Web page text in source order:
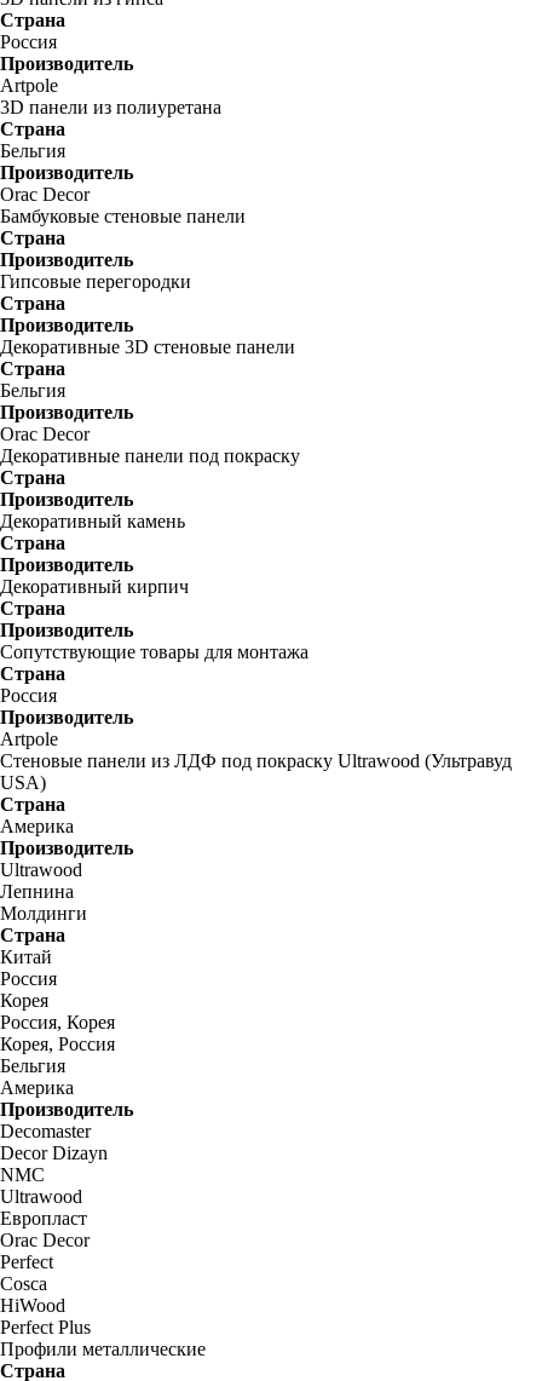
Страна
Россия
Производитель
Artpole
3D панели из полиуретана
Страна
Бельгия
Производитель
Orac Decor
Бамбуковые стеновые панели
Страна
Производитель
Гипсовые перегородки
Страна
Производитель
Декоративные 3D стеновые панели
Страна
Бельгия
Производитель
Orac Decor
Декоративные панели под покраску
Страна
Производитель
Декоративный камень
Страна
Производитель
Декоративный кирпич
Страна
Производитель
Сопутствующие товары для монтажа
Страна
Россия
Производитель
Artpole
Стеновые панели из ЛДФ под покраску Ultrawood (Ультравуд
USA)
Страна
Америка
Производитель
Ultrawood
Лепнина
Молдинги
Страна
Китай
Россия
Корея
Россия, Корея
Корея, Россия
Бельгия
Америка
Производитель
Decomaster
Decor Dizayn
NMC
Ultrawood
Европласт
Orac Decor
Perfect
Cosca
HiWood
Perfect Plus
Профили металлические
Страна